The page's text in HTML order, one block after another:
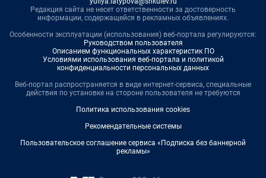
Редакция сайта не несет ответственности за достоверность
информации, содержащейся в рекламных объявлениях.
Особенности эксплуатации (использования) веб-портала регулируются:
Руководством пользователя
Описанием функциональных характеристик ПО
Условиями использования веб-портала и политикой
конфиденциальности персональных данных
Веб-портал распространяется в виде интернет-сервиса, специальные
действия по установке на стороне пользователя не требуются
Политика использования cookies
Рекомендательные системы
Пользовательское соглашение сервиса «Подписка без баннерной
рекламы»